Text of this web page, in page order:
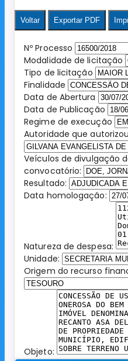
Voltar Exportar PDF
Nº Processo
Modalidade de licitação
Tipo de licitação
Finalidade
Data de Abertura
Data de Publicação
Regime de execução
Autoridade que autorizou
Veículos de divulgação
convocatório:
Resultado:
Data homologação:
Natureza de despesa:
Unidade:
Origem do recurso
Objeto: